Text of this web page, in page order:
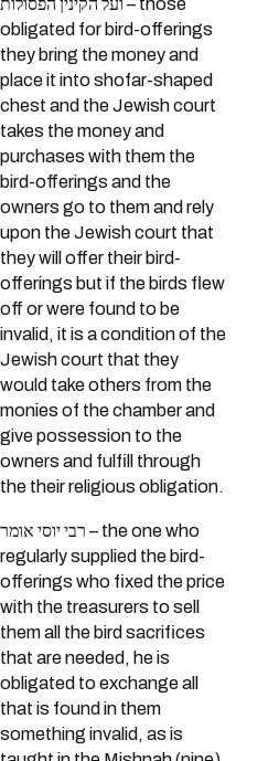
ועל הקינין הפסולות – those
obligated for bird-offerings
they bring the money and
place it into shofar-shaped
chest and the Jewish court
takes the money and
purchases with them the
bird-offerings and the
owners go to them and rely
upon the Jewish court that
they will offer their bird-
offerings but if the birds flew
off or were found to be
invalid, it is a condition of the
Jewish court that they
would take others from the
monies of the chamber and
give possession to the
owners and fulfill through
the their religious obligation.
רבי יוסי אומר – the one who
regularly supplied the bird-
offerings who fixed the price
with the treasurers to sell
them all the bird sacrifices
that are needed, he is
obligated to exchange all
that is found in them
something invalid, as is